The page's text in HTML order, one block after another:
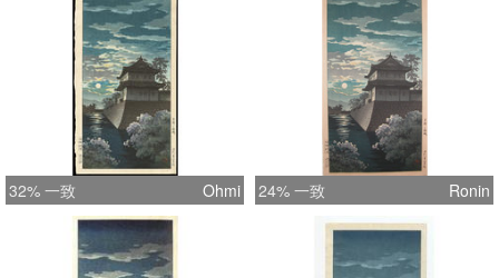
32% 一致 Ohmi 24% 一致 Ronin